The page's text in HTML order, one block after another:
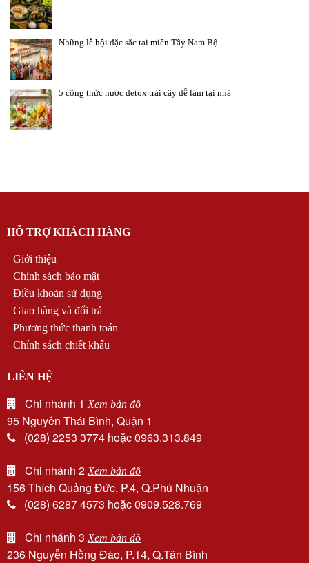
Những lễ hội đặc sắc tại miền Tây Nam Bộ
5 công thức nước detox trái cây dễ làm tại nhà
HỖ TRỢ KHÁCH HÀNG
Giới thiệu
Chính sách bảo mật
Điều khoản sử dụng
Giao hàng và đổi trả
Phương thức thanh toán
Chính sách chiết khấu
LIÊN HỆ
Chi nhánh 1Xem bản đồ
95 Nguyễn Thái Bình, Quận 1
(028) 2253 3774 hoặc 0963.313.849
Chi nhánh 2Xem bản đồ
156 Thích Quảng Đức, P.4, Q.Phú Nhuận
(028) 6287 4573 hoặc 0909.528.769
Chi nhánh 3Xem bản đồ
236 Nguyễn Hồng Đào, P.14, Q.Tân Bình